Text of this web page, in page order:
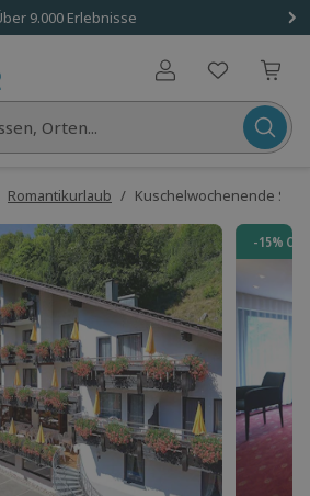
9.000 Erlebnisse
Benutzerkonto
Orten...
Romantikurlaub / Kuschelwochenende
-15%